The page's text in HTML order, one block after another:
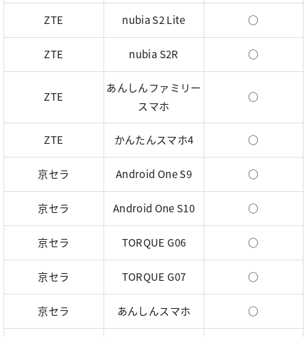
ZTE nubia S2 Lite ○
ZTE nubia S2R ○
ZTE
あんしんファミリー
スマホ
○
ZTE かんたんスマホ4 ○
京セラ Android One S9 ○
京セラ Android One S10 ○
京セラ TORQUE G06 ○
京セラ TORQUE G07 ○
京セラ あんしんスマホ ○